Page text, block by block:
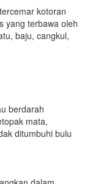
kotoran
yang terbawa oleh
baju, cangkul,
berdarah
mata,
ditumbuhi bulu